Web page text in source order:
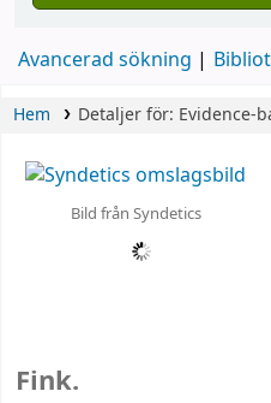
Avancerad sökning
Hem Detaljer för: Evidence-
Bild från Syndetics
Fink.